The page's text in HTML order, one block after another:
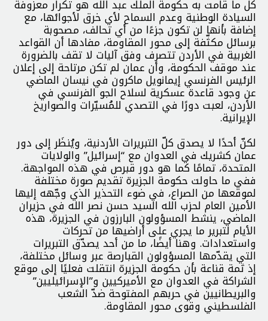
كل ما قامت به حكومة الملك عبد الله هو تكرار معزوفة
السيادة الوطنية وعدم السماح لأي خرق لأجوائها، مع
إضافة بأنها لن تكون جزءًا من أي تحالف، مصحوبة
برسائل مكثّفة إلى محور المقاومة، مفادها أن القواعد
الغربية في الأردن تتصرف وفق آليات لا تقف بالضرورة
عند موقف الحكومة، وأن عمان لم تكن مرتاحة إلى إعلان
الرئيس الفرنسي إيمانويل ماكرون في نيسان الماضي
عن وجود قاعدة عسكرية لسلاح الجو الفرنسي في
الأردن، لعبت دورًا في التصدي للمُسيّرات والصواريخ
الإيرانية.
لكنّ أحدًا لا يصدق كلّ التبريرات الأردنية، ويُنظَر إلى دور
عمان كشريك في العدوان مع “إسرائيل” والولايات
المتحدة، تمامًا كما هو دور قبرص في هذه المواجهة.
ففي ما حاولت حكومة الجزيرة تقديم صورة مختلفة
لموقعها من الصراع، في ضوء التحذير الذي وجّهه إليها
الأمين العام لحزب الله السيد حسن نصر الله في حزيران
الماضي، ينشط المسؤولون البارزون في الجزيرة، هذه
الأيام لتبرير ما يجري على أراضيها من تحركات
واستعدادات. وهنا أيضًا، ما من أحد يصدّق التبريرات
التي يقدّمها المسؤولون القبارصة عبر وسائل مختلفة،
إذ ثمة قناعة بأن حكومة الجزيرة انتقلت فعليًا إلى موقع
الشراكة في العدوان مع الأميركيين و”الإسرائيليين”
والبريطانيين في حربهم المفتوحة ضدّ الشعب
الفلسطيني وقوى محور المقاومة.